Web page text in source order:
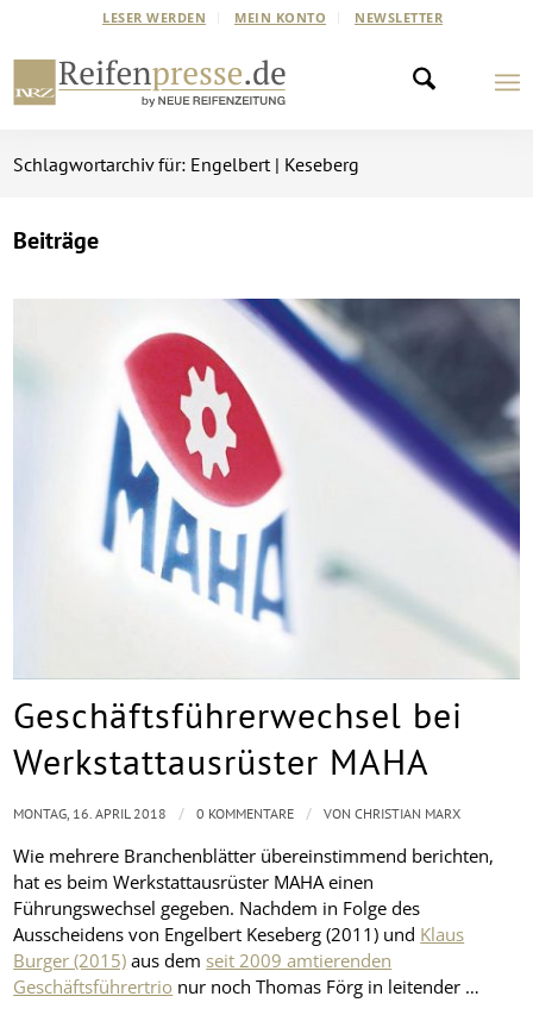
LESER WERDEN MEIN KONTO NEWSLETTER
Schlagwortarchiv für: Engelbert | Keseberg
Beiträge
Geschäftsführerwechsel bei
Werkstattausrüster MAHA
Wie mehrere Branchenblätter übereinstimmend berichten,
hat es beim Werkstattausrüster MAHA einen
Führungswechsel gegeben. Nachdem in Folge des
Ausscheidens von Engelbert Keseberg (2011) und Klaus
Burger (2015) aus dem seit 2009 amtierenden
Geschäftsführertrio nur noch Thomas Förg in leitender …
MONTAG, 16. APRIL 2018 / 0 KOMMENTARE / VONCHRISTIAN MARX